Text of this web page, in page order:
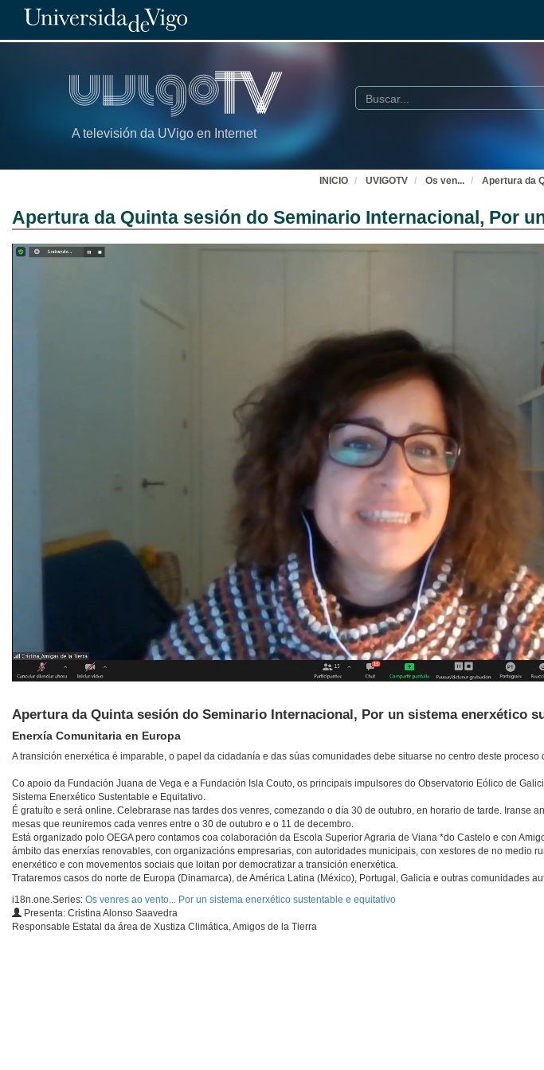
A televisión da UVigo en Internet
Buscar
INICIO UVIGOTV Os ven... Apertura da
Apertura da Quinta sesión do Seminario Internacional, Por
Apertura da Quinta sesión do Seminario Internacional, Por un sistema enerxético
Enerxía Comunitaria en Europa
A transición enerxética é imparable, o papel da cidadanía e das súas comunidades debe situarse no centro deste proceso
Co apoio da Fundación Juana de Vega e a Fundación Isla Couto, os principais impulsores do Observatorio Eólico de
Sistema Enerxético Sustentable e Equitativo.
É gratuíto e será online. Celebrarase nas tardes dos venres, comezando o día 30 de outubro, en horario de tarde. Iranse
mesas que reuniremos cada venres entre o 30 de outubro e o 11 de decembro.
Está organizado polo OEGA pero contamos coa colaboración da Escola Superior Agraria de Viana *do Castelo e con
ámbito das enerxías renovables, con organizacións empresarias, con autoridades municipais, con xestores de no medio
enerxético e con movementos sociais que loitan por democratizar a transición enerxética.
Trataremos casos do norte de Europa (Dinamarca), de América Latina (México), Portugal, Galicia e outras comunidades
i18n.one.Series: Os venres ao vento... Por un sistema enerxético sustentable e equitativo
Presenta: Cristina Alonso Saavedra
Responsable Estatal da área de Xustiza Climática, Amigos de la Tierra